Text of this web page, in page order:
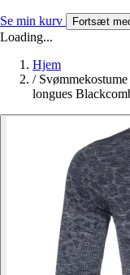
Se min kurv Fortsæt
Loading...
Hjem
/
longues